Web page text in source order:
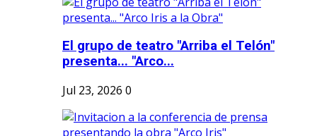
El grupo de teatro "Arriba el Telón"
presenta... "Arco...
Jul 23, 2026 0